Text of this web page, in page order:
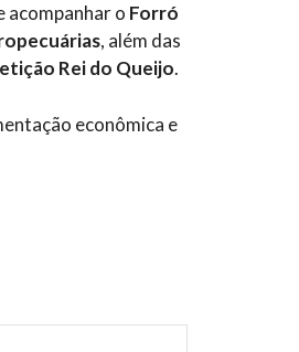
acompanhar o Forró
, além das
Rei do Queijo.
econômica e